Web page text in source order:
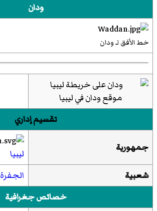
ودان
خط الأفق لـ ودان
موقع ودان في ليبيا
تقسيم إداري
جمهورية
ليبيا
شعبية
الجفرة
خصائص جغرافية